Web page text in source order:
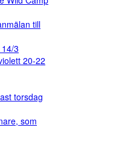
till
3
20-22
torsdag
som